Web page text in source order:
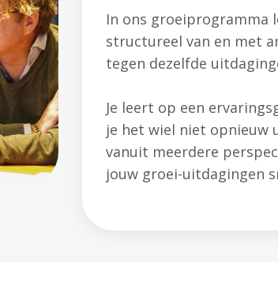
In ons groeiprogramma
structureel van en met
tegen dezelfde
Je leert op een
je het wiel niet opnieuw
vanuit meerdere
jouw groei-uitdagingen